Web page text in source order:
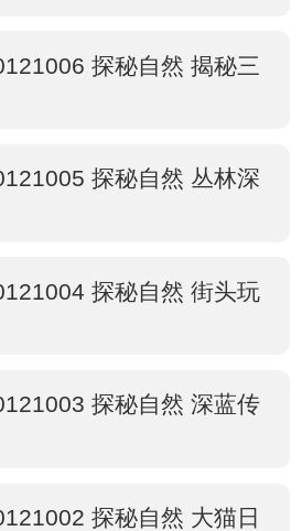
探秘自然 揭秘三
探秘自然 丛林深
探秘自然 街头玩
探秘自然 深蓝传
探秘自然 大猫日